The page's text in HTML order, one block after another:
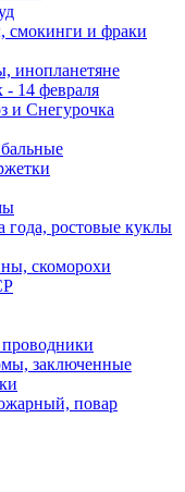
смокинги и фраки
инопланетяне
14 февраля
и Снегурочка
года, ростовые куклы
скоморохи
заключенные
повар